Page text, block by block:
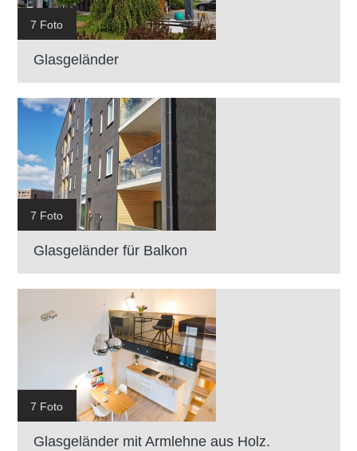
7 Foto
Glasgeländer
7 Foto
Glasgeländer für Balkon
7 Foto
Glasgeländer mit Armlehne aus Holz.